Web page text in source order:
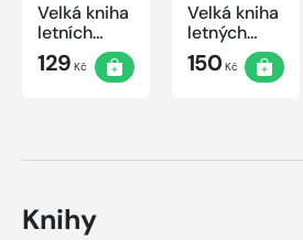
Velká kniha
letních
křížovek
2026
129 Kč
Velká kniha
letných
krížoviek s
TV JOJ
150Kč
Knihy